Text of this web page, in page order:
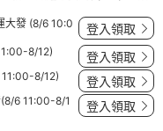
大發 (8/6 10:0
登入領取
8/12) 登入領取
8/12) 登入領取
6 11:00-8/1
登入領取